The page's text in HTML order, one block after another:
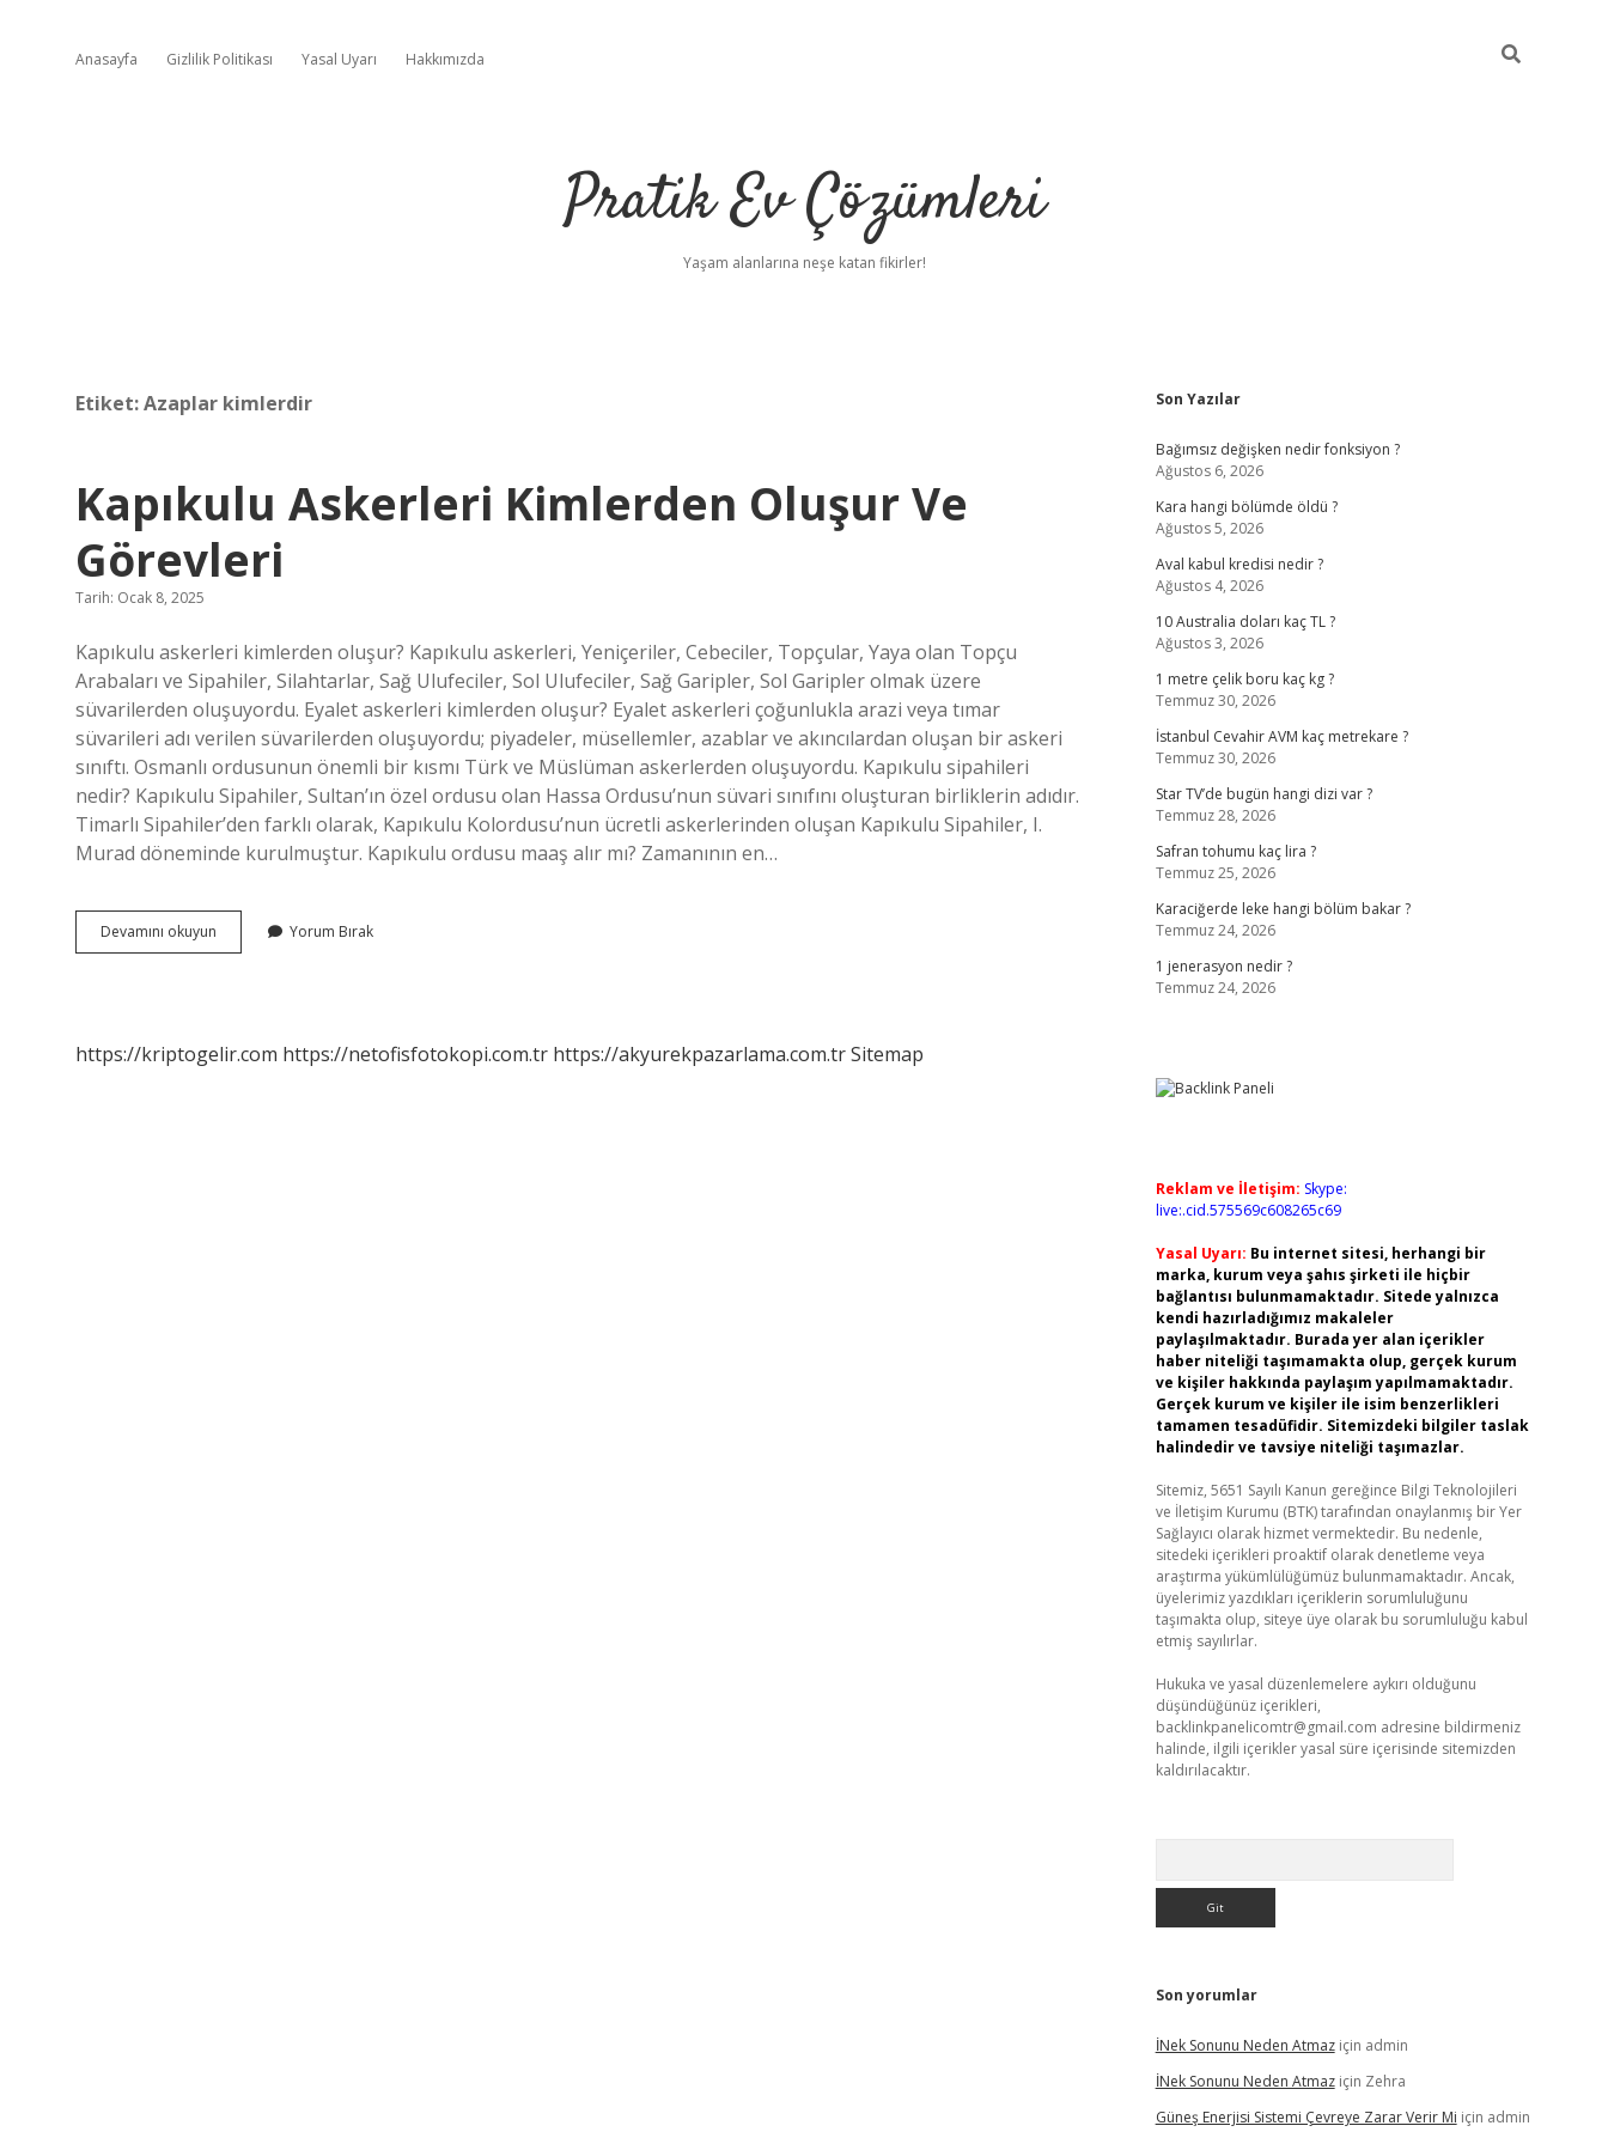
Anasayfa Gizlilik Politikası Yasal Uyarı Hakkımızda
Pratik Ev Çözümleri
Yaşam alanlarına neşe katan fikirler!
Etiket:Azaplar kimlerdir
Kapıkulu Askerleri Kimlerden Oluşur Ve
Görevleri
Tarih: Ocak 8, 2025
Kapıkulu askerleri kimlerden oluşur? Kapıkulu askerleri, Yeniçeriler, Cebeciler, Topçular, Yaya olan Topçu
Arabaları ve Sipahiler, Silahtarlar, Sağ Ulufeciler, Sol Ulufeciler, Sağ Garipler, Sol Garipler olmak üzere
süvarilerden oluşuyordu. Eyalet askerleri kimlerden oluşur? Eyalet askerleri çoğunlukla arazi veya tımar
süvarileri adı verilen süvarilerden oluşuyordu; piyadeler, müsellemler, azablar ve akıncılardan oluşan bir askeri
sınıftı. Osmanlı ordusunun önemli bir kısmı Türk ve Müslüman askerlerden oluşuyordu. Kapıkulu sipahileri
nedir? Kapıkulu Sipahiler, Sultan’ın özel ordusu olan Hassa Ordusu’nun süvari sınıfını oluşturan birliklerin adıdır.
Timarlı Sipahiler’den farklı olarak, Kapıkulu Kolordusu’nun ücretli askerlerinden oluşan Kapıkulu Sipahiler, I.
Murad döneminde kurulmuştur. Kapıkulu ordusu maaş alır mı? Zamanının en…
Devamını okuyun Kapıkulu
Askerleri
Yorum Bırak
https://kriptogelir.com https://netofisfotokopi.com.tr https://akyurekpazarlama.com.trSitemap
Sidebar
Son Yazılar
Bağımsız değişken nedir fonksiyon ?
Ağustos 6, 2026
Kara hangi bölümde öldü ?
Ağustos 5, 2026
Aval kabul kredisi nedir ?
Ağustos 4, 2026
10 Australia doları kaç TL ?
Ağustos 3, 2026
1 metre çelik boru kaç kg ?
Temmuz 30, 2026
İstanbul Cevahir AVM kaç metrekare ?
Temmuz 30, 2026
Star TV’de bugün hangi dizi var ?
Temmuz 28, 2026
Safran tohumu kaç lira ?
Temmuz 25, 2026
Karaciğerde leke hangi bölüm bakar ?
Temmuz 24, 2026
1 jenerasyon nedir ?
Temmuz 24, 2026
Reklam ve İletişim: Skype:
live:.cid.575569c608265c69
Yasal Uyarı: Bu internet sitesi, herhangi bir
marka, kurum veya şahıs şirketi ile hiçbir
bağlantısı bulunmamaktadır. Sitede yalnızca
kendi hazırladığımız makaleler
paylaşılmaktadır. Burada yer alan içerikler
haber niteliği taşımamakta olup, gerçek kurum
ve kişiler hakkında paylaşım yapılmamaktadır.
Gerçek kurum ve kişiler ile isim benzerlikleri
tamamen tesadüfidir. Sitemizdeki bilgiler taslak
halindedir ve tavsiye niteliği taşımazlar.
Sitemiz, 5651 Sayılı Kanun gereğince Bilgi Teknolojileri
ve İletişim Kurumu (BTK) tarafından onaylanmış bir Yer
Sağlayıcı olarak hizmet vermektedir. Bu nedenle,
sitedeki içerikleri proaktif olarak denetleme veya
araştırma yükümlülüğümüz bulunmamaktadır. Ancak,
üyelerimiz yazdıkları içeriklerin sorumluluğunu
taşımakta olup, siteye üye olarak bu sorumluluğu kabul
etmiş sayılırlar.
Hukuka ve yasal düzenlemelere aykırı olduğunu
düşündüğünüz içerikleri,
backlinkpanelicomtr@gmail.com adresine bildirmeniz
halinde, ilgili içerikler yasal süre içerisinde sitemizden
kaldırılacaktır.
Son yorumlar
İNek Sonunu Neden Atmaziçin admin
İNek Sonunu Neden Atmaziçin Zehra
Güneş Enerjisi Sistemi Çevreye Zarar Verir Mi için admin